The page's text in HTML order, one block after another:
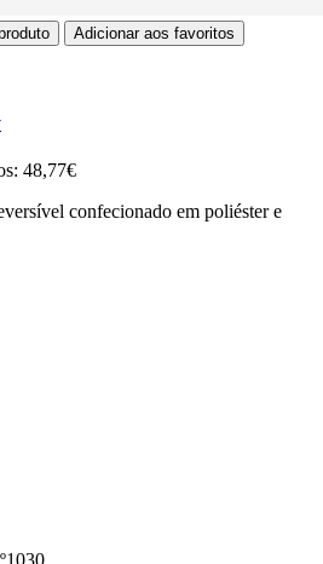
Adicionar aos favoritos
48,77€
confecionado em poliéster e